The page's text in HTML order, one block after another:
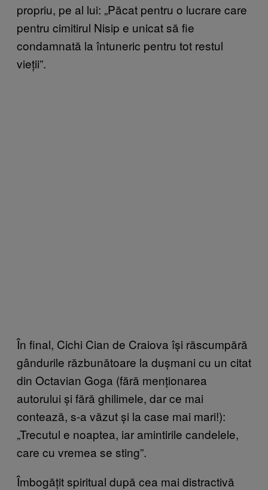
propriu, pe al lui: „Păcat pentru o lucrare care
pentru cimitirul Nisip e unicat să fie
condamnată la întuneric pentru tot restul
vieții”.
În final, Cichi Cian de Craiova își răscumpără
gândurile răzbunătoare la dușmani cu un citat
din Octavian Goga (fără menționarea
autorului și fără ghilimele, dar ce mai
contează, s-a văzut și la case mai mari!):
„Trecutul e noaptea, iar amintirile candelele,
care cu vremea se sting”.
Îmbogățit spiritual după cea mai distractivă